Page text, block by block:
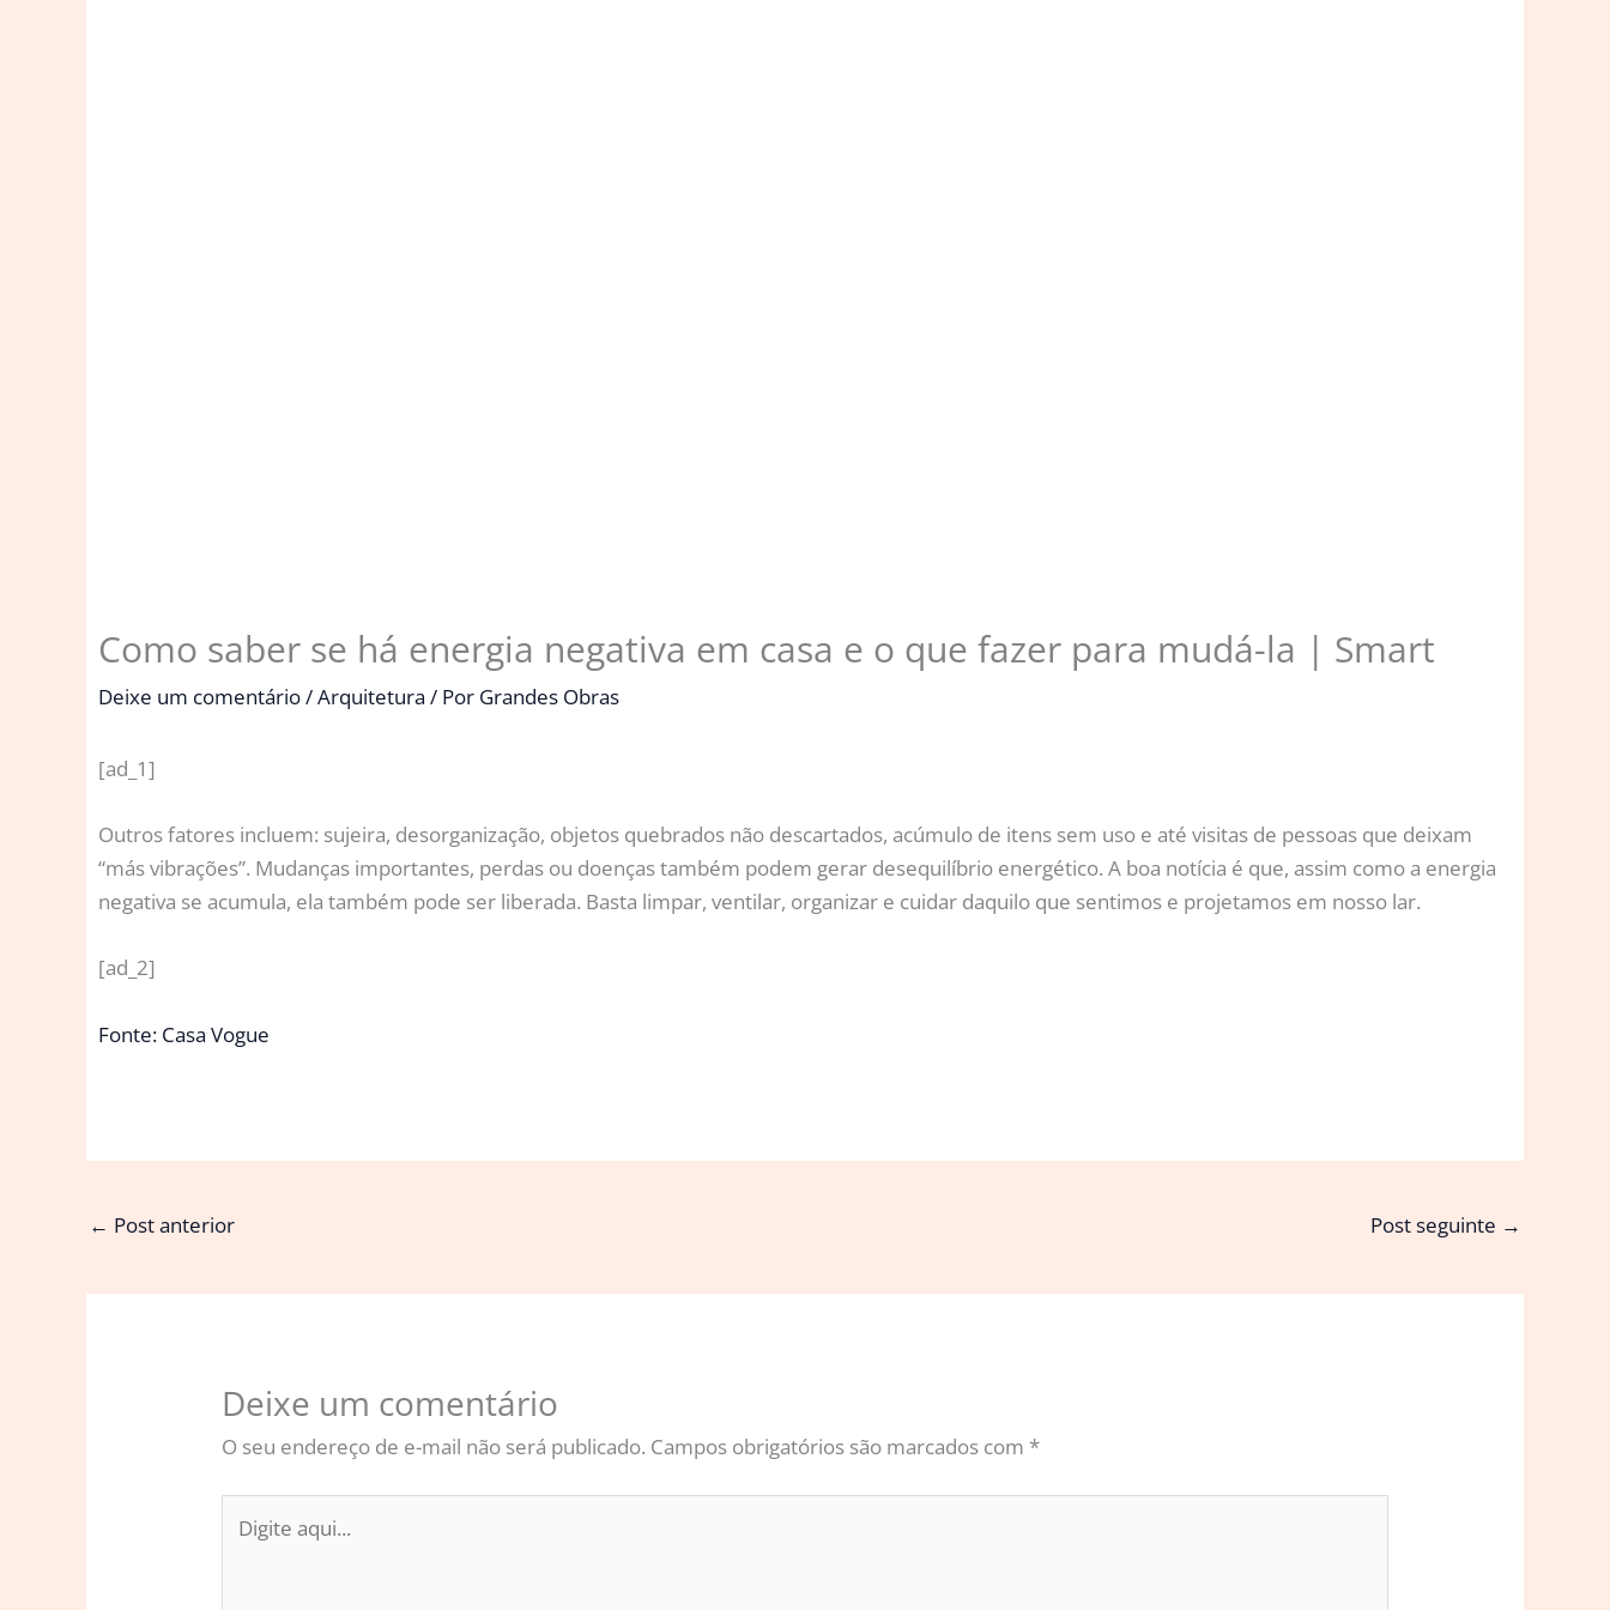
Como saber se há energia negativa em casa e o que fazer para mudá-la | Smart
Deixe um comentário/Arquitetura / Por Grandes Obras
[ad_1]
Outros fatores incluem: sujeira, desorganização, objetos quebrados não descartados, acúmulo de itens sem uso e até visitas de pessoas que deixam
“más vibrações”. Mudanças importantes, perdas ou doenças também podem gerar desequilíbrio energético. A boa notícia é que, assim como a energia
negativa se acumula, ela também pode ser liberada. Basta limpar, ventilar, organizar e cuidar daquilo que sentimos e projetamos em nosso lar.
[ad_2]
Fonte: Casa Vogue
← Post anterior Post seguinte →
Deixe um comentário
O seu endereço de e-mail não será publicado. Campos obrigatórios são marcados com*
aqui...